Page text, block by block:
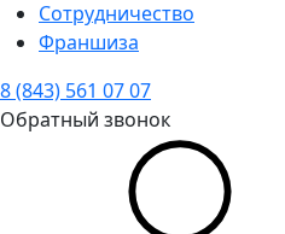
Сотрудничество
Франшиза
8 (843) 561 07 07
Обратный звонок